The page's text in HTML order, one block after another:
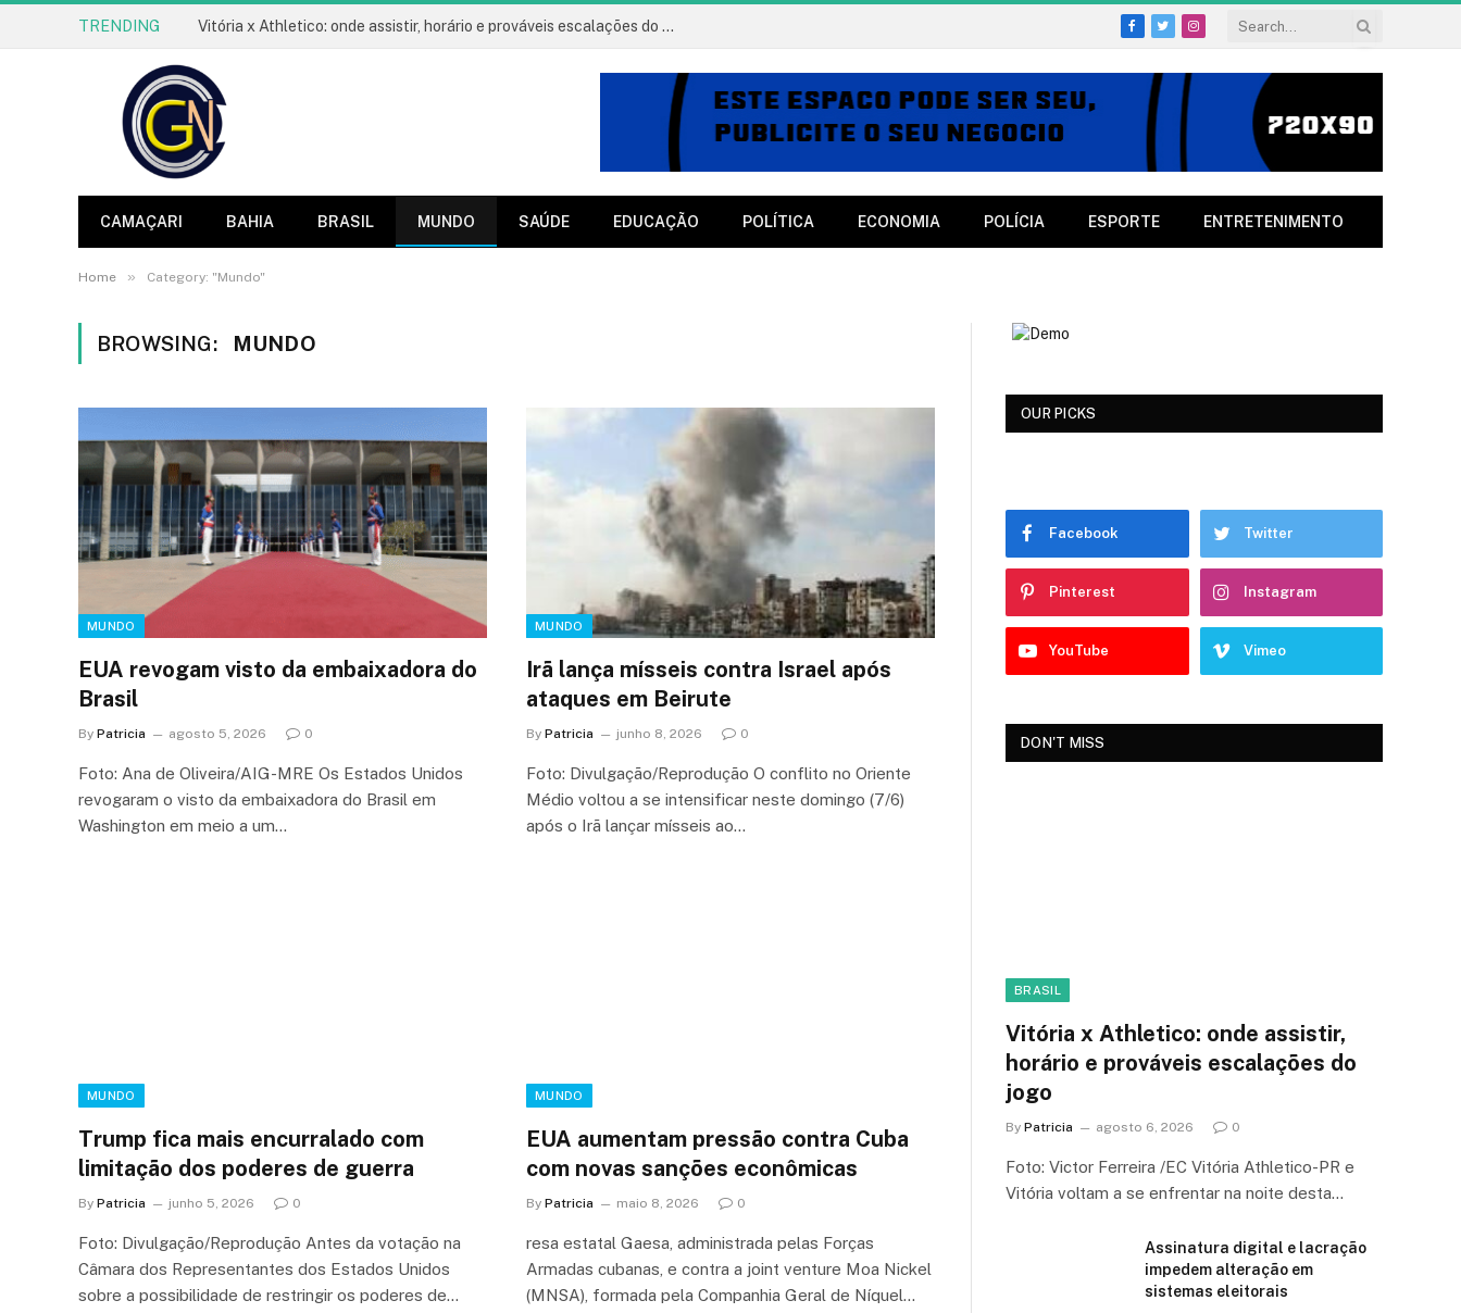
TRENDING Vitória x Athletico: onde assistir, horário e prováveis escalações do jogo
Facebook
TwitterInstagram
CAMAÇARI BAHIA BRASIL MUNDO SAÚDE EDUCAÇÃO POLÍTICA ECONOMIA POLÍCIA ESPORTE ENTRETENIMENTO
Home » Category: "Mundo"
BROWSING: MUNDO
MUNDO
EUA revogam visto da embaixadora do
Brasil
By Patricia agosto 5, 2026 0
Foto: Ana de Oliveira/AIG-MRE Os Estados Unidos
revogaram o visto da embaixadora do Brasil em
Washington em meio a um…
MUNDO
Irã lança mísseis contra Israel após
ataques em Beirute
By Patricia junho 8, 2026 0
Foto: Divulgação/Reprodução O conflito no Oriente
Médio voltou a se intensificar neste domingo (7/6)
após o Irã lançar mísseis ao…
MUNDO
Trump fica mais encurralado com
limitação dos poderes de guerra
By Patricia junho 5, 2026 0
Foto: Divulgação/Reprodução Antes da votação na
Câmara dos Representantes dos Estados Unidos
sobre a possibilidade de restringir os poderes de…
MUNDO
EUA aumentam pressão contra Cuba
com novas sanções econômicas
By Patricia maio 8, 2026 0
resa estatal Gaesa, administrada pelas Forças
Armadas cubanas, e contra a joint venture Moa Nickel
(MNSA), formada pela Companhia Geral de Níquel…
OUR PICKS
Facebook Twitter
Pinterest Instagram
YouTube Vimeo
DON'T MISS
BRASIL
Vitória x Athletico: onde assistir,
horário e prováveis escalações do
jogo
By Patricia agosto 6, 2026 0
Foto: Victor Ferreira /EC Vitória Athletico-PR e
Vitória voltam a se enfrentar na noite desta…
Assinatura digital e lacração
impedem alteração em
sistemas eleitorais